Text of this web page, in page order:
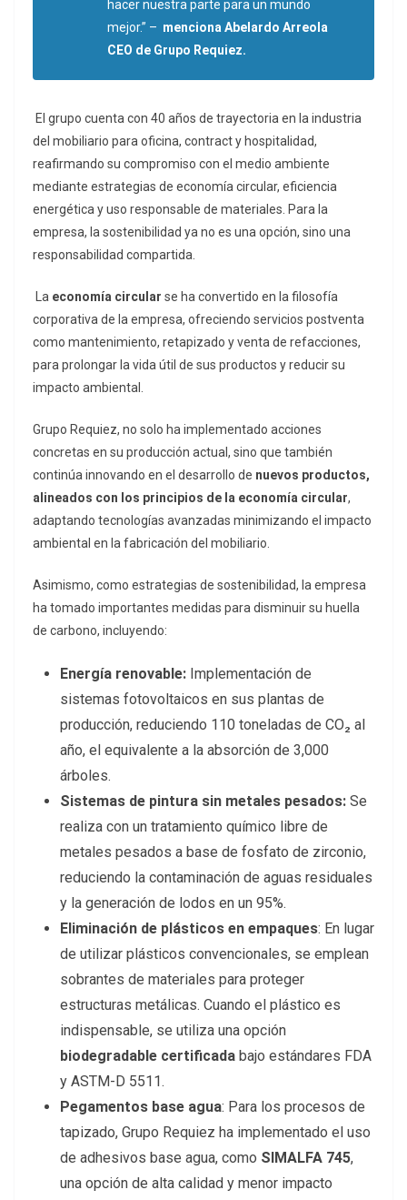
hacer nuestra parte para un mundo
mejor.” – menciona Abelardo Arreola
CEO de Grupo Requiez.
El grupo cuenta con 40 años de trayectoria en la industria
del mobiliario para oficina, contract y hospitalidad,
reafirmando su compromiso con el medio ambiente
mediante estrategias de economía circular, eficiencia
energética y uso responsable de materiales. Para la
empresa, la sostenibilidad ya no es una opción, sino una
responsabilidad compartida.
La economía circular se ha convertido en la filosofía
corporativa de la empresa, ofreciendo servicios postventa
como mantenimiento, retapizado y venta de refacciones,
para prolongar la vida útil de sus productos y reducir su
impacto ambiental.
Grupo Requiez, no solo ha implementado acciones
concretas en su producción actual, sino que también
continúa innovando en el desarrollo de nuevos productos,
alineados con los principios de la economía circular,
adaptando tecnologías avanzadas minimizando el impacto
ambiental en la fabricación del mobiliario.
Asimismo, como estrategias de sostenibilidad, la empresa
ha tomado importantes medidas para disminuir su huella
de carbono, incluyendo:
Energía renovable: Implementación de
sistemas fotovoltaicos en sus plantas de
producción, reduciendo 110 toneladas de CO₂ al
año, el equivalente a la absorción de 3,000
árboles.
Sistemas de pintura sin metales pesados: Se
realiza con un tratamiento químico libre de
metales pesados a base de fosfato de zirconio,
reduciendo la contaminación de aguas residuales
y la generación de lodos en un 95%.
Eliminación de plásticos en empaques: En lugar
de utilizar plásticos convencionales, se emplean
sobrantes de materiales para proteger
estructuras metálicas. Cuando el plástico es
indispensable, se utiliza una opción
biodegradable certificada bajo estándares FDA
y ASTM-D 5511.
Pegamentos base agua: Para los procesos de
tapizado, Grupo Requiez ha implementado el uso
de adhesivos base agua, como SIMALFA 745,
una opción de alta calidad y menor impacto